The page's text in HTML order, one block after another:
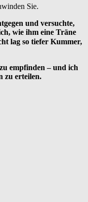
Sie.
und versuchte,
wie ihm eine Träne
lag so tiefer Kummer,
empfinden – und ich
zu erteilen.